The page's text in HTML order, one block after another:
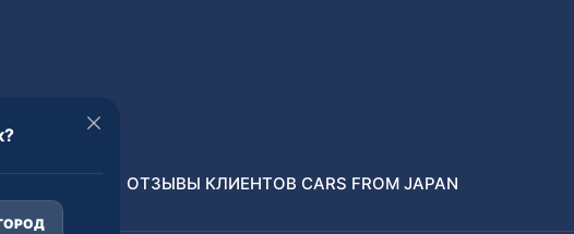
ОТЗЫВЫ КЛИЕНТОВ CARS FROM JAPAN